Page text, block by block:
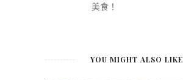
美食！
YOU MIGHT ALSO LIKE